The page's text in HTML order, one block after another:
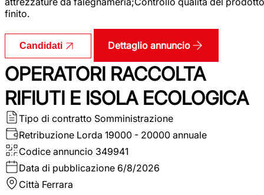
finito.
Candidati Dettaglio annuncio
OPERATORI RACCOLTA
RIFIUTI E ISOLA ECOLOGICA
Tipo di contratto Somministrazione
Retribuzione Lorda 19000 - 20000 annuale
Codice annuncio 349941
Data di pubblicazione 6/8/2026
Città Ferrara